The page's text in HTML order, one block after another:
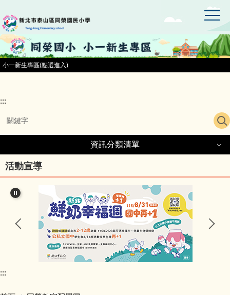
到
主
要
內
容
區
小一新生專區(點選進入)
:::
資訊分類清單
資訊分類清單
同榮國小首頁
小一新生專區
行政團隊介紹
活動宣導
:::